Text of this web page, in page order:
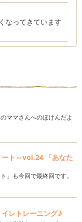
なってきています
梅雨明けした関東
ウキ用意するも
てきましたね。 5
ティー
戻ってきた頃でしょ
ママさんへのほけんだよ
ト～vol.24 「あなた
」も今回で最終回です。
レトレーニング♪